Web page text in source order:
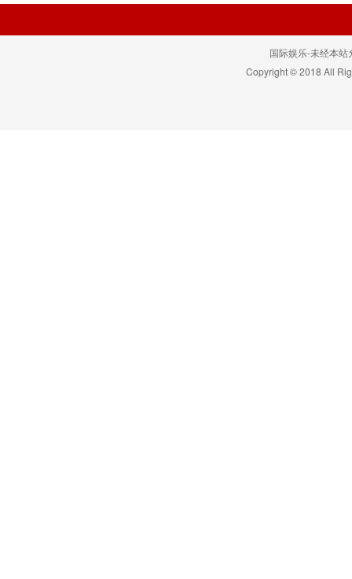
国际娱乐-未经本
Copyright © 2018 All